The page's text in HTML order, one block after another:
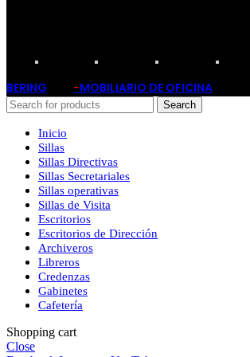
BERING -MOBILIARIO DE OFICINA
Search
Inicio
Sillas
Sillas Directivas
Sillas Secretariales
Sillas operativas
Sillas de Visita
Escritorios
Escritorios de Dirección
Archiveros
Libreros
Credenzas
Gabinetes
Cafetería
Shopping cart
Close